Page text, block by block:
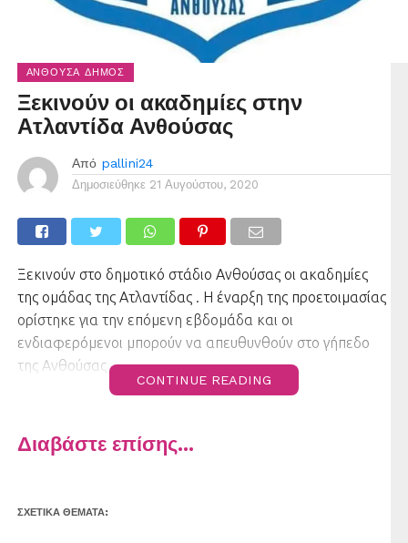
ΑΝΘΟΎΣΑ ΔΉΜΟΣ
Ξεκινούν οι ακαδημίες στην
Ατλαντίδα Ανθούσας
Από pallini24
Δημοσιεύθηκε 21 Αυγούστου, 2020
Ξεκινούν στο δημοτικό στάδιο Ανθούσας οι ακαδημίες
της ομάδας της Ατλαντίδας . Η έναρξη της προετοιμασίας
ορίστηκε για την επόμενη εβδομάδα και οι
ενδιαφερόμενοι μπορούν να απευθυνθούν στο γήπεδο
της Ανθούσας .
CONTINUE READING
Διαβάστε επίσης...
ΣΧΕΤΙΚΆ ΘΈΜΑΤΑ: